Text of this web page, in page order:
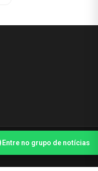
Entre no grupo de notícias